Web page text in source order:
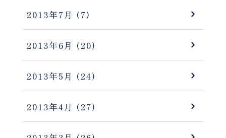
2013年7月 (7)
2013年6月 (20)
2013年5月 (24)
2013年4月 (27)